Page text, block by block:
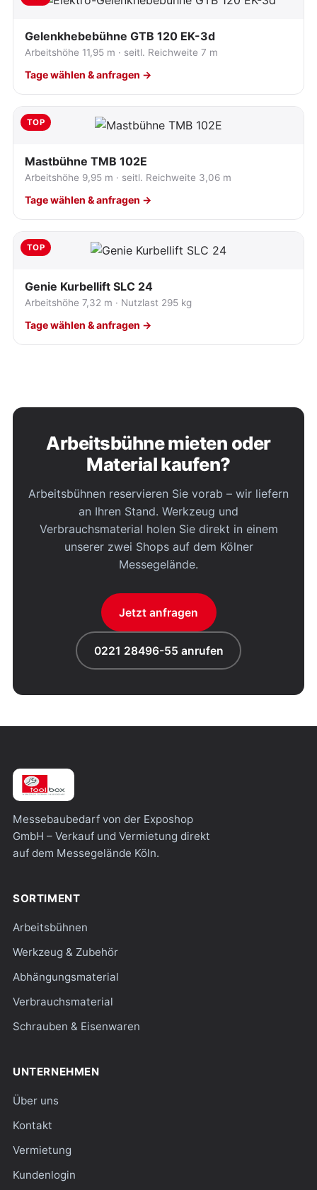
Gelenkhebebühne GTB 120 EK-3d
Arbeitshöhe 11,95 m · seitl. Reichweite 7 m
Tage wählen & anfragen →
TOP
Mastbühne TMB 102E
Arbeitshöhe 9,95 m · seitl. Reichweite 3,06 m
Tage wählen & anfragen →
TOP
Genie Kurbellift SLC 24
Arbeitshöhe 7,32 m · Nutzlast 295 kg
Tage wählen & anfragen →
Arbeitsbühne mieten oder
Material kaufen?
Arbeitsbühnen reservieren Sie vorab – wir liefern
an Ihren Stand. Werkzeug und
Verbrauchsmaterial holen Sie direkt in einem
unserer zwei Shops auf dem Kölner
Messegelände.
Jetzt anfragen
0221 28496-55 anrufen
Messebaubedarf von der Exposhop
GmbH – Verkauf und Vermietung direkt
auf dem Messegelände Köln.
SORTIMENT
Arbeitsbühnen
Werkzeug & Zubehör
Abhängungsmaterial
Verbrauchsmaterial
Schrauben & Eisenwaren
UNTERNEHMEN
Über uns
Kontakt
Vermietung
Kundenlogin